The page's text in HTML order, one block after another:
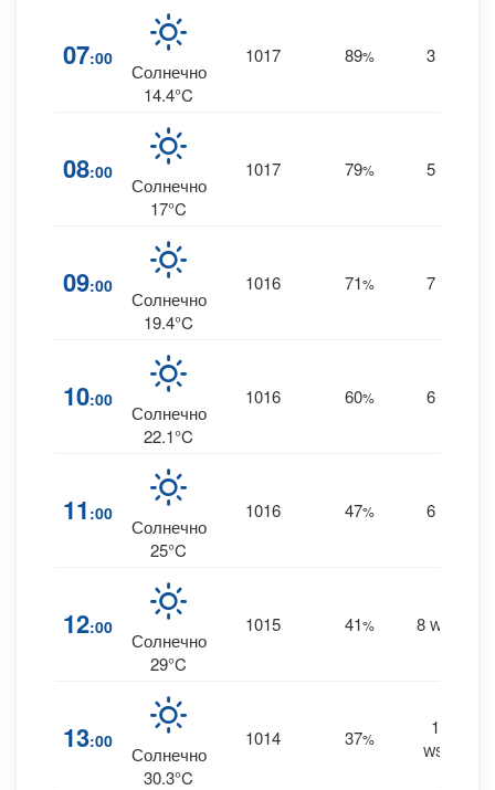
07:00
Солнечно
14.4°C
1017 89% 3
08:00
Солнечно
17°C
1017 79% 5
09:00
Солнечно
19.4°C
1016 71% 7
10:00
Солнечно
22.1°C
1016 60% 6
11 :00
Солнечно
25°C
1016 47% 6
12:00
Солнечно
29°C
1015 41% 8 WSW
13:00
Солнечно
30.3°C
1014 37%
10
WSW